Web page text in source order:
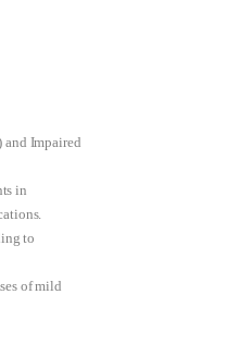
and Impaired
in
to
of mild